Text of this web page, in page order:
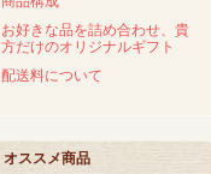
お好きな品を詰め合わせ、貴
方だけのオリジナルギフト
配送料について
オススメ商品